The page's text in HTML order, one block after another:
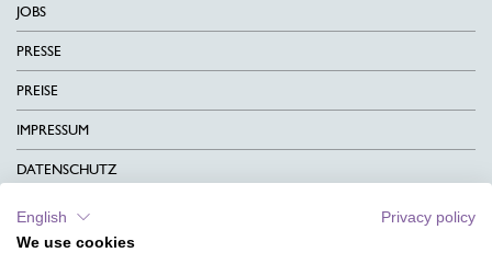
JOBS
PRESSE
PREISE
IMPRESSUM
DATENSCHUTZ
KONTAKT
AGB
English
Privacy policy
We use cookies